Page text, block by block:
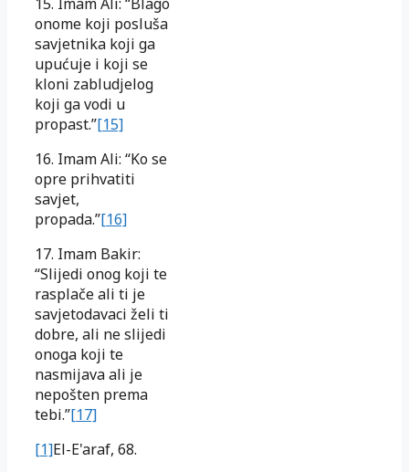
onome koji posluša
savjetnika koji ga
upućuje i koji se
kloni zabludjelog
koji ga vodi u
propast.”[15]
16. Imam Ali: “Ko se
opre prihvatiti
savjet,
propada.”[16]
17. Imam Bakir:
“Slijedi onog koji te
rasplače ali ti je
savjetodavaci želi ti
dobre, ali ne slijedi
onoga koji te
nasmijava ali je
nepošten prema
tebi.”[17]
[1]El-E'araf, 68.